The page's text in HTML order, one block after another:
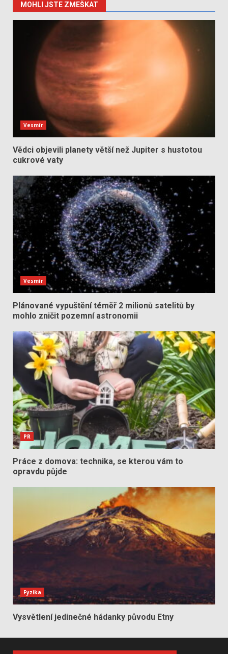
MOHLI JSTE ZMEŠKAT
Vesmír
Vědci objevili planety větší než Jupiter s hustotou
cukrové vaty
Vesmír
Plánované vypuštění téměř 2 milionů satelitů by
mohlo zničit pozemní astronomii
PR
Práce z domova: technika, se kterou vám to
opravdu půjde
Fyzika
Vysvětlení jedinečné hádanky původu Etny